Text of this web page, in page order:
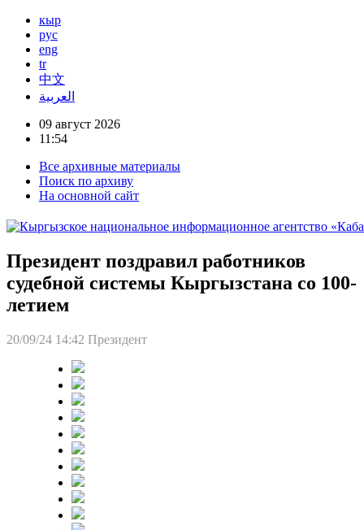
кыр
рус
eng
tr
中文
العربية
09 август 2026
11:54
Все архивные материалы
Поиск по архиву
На основной сайт
Президент поздравил работников
судебной системы Кыргызстана со 100-
летием
20/09/24 14:42 Президент